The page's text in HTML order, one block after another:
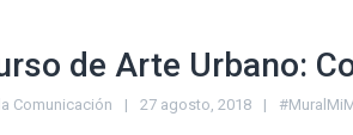
de Arte Urbano:
Comunicación 27 agosto, 2018